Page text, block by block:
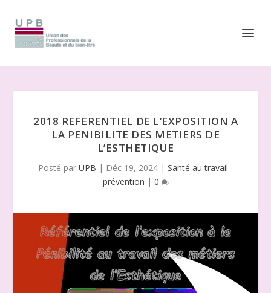
2018 REFERENTIEL DE L’EXPOSITION A
LA PENIBILITE DES METIERS DE
L’ESTHETIQUE
Posté par UPB | Déc 19, 2024| Santé au travail -
prévention | 0